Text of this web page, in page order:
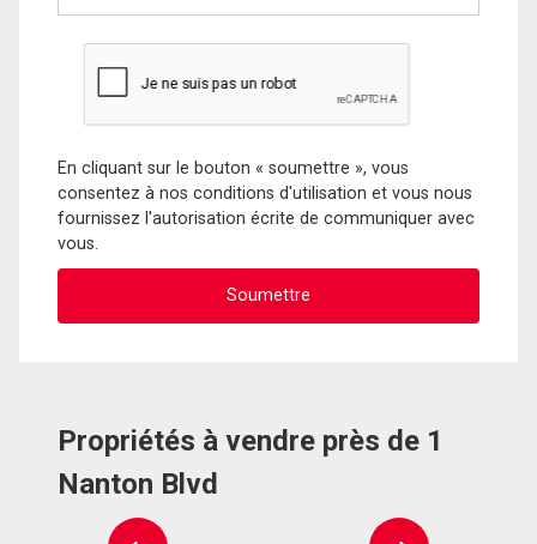
En cliquant sur le bouton « soumettre », vous
consentez à nos conditions d'utilisation et vous nous
fournissez l'autorisation écrite de communiquer avec
vous.
Propriétés à vendre près de 1
Nanton Blvd